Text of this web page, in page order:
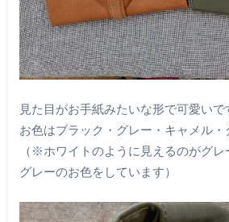
見た目がお手紙みたいな形で可愛いで
お色はブラック・グレー・キャメル・
（※ホワイトのように見えるのがグ
グレーのお色をしています）